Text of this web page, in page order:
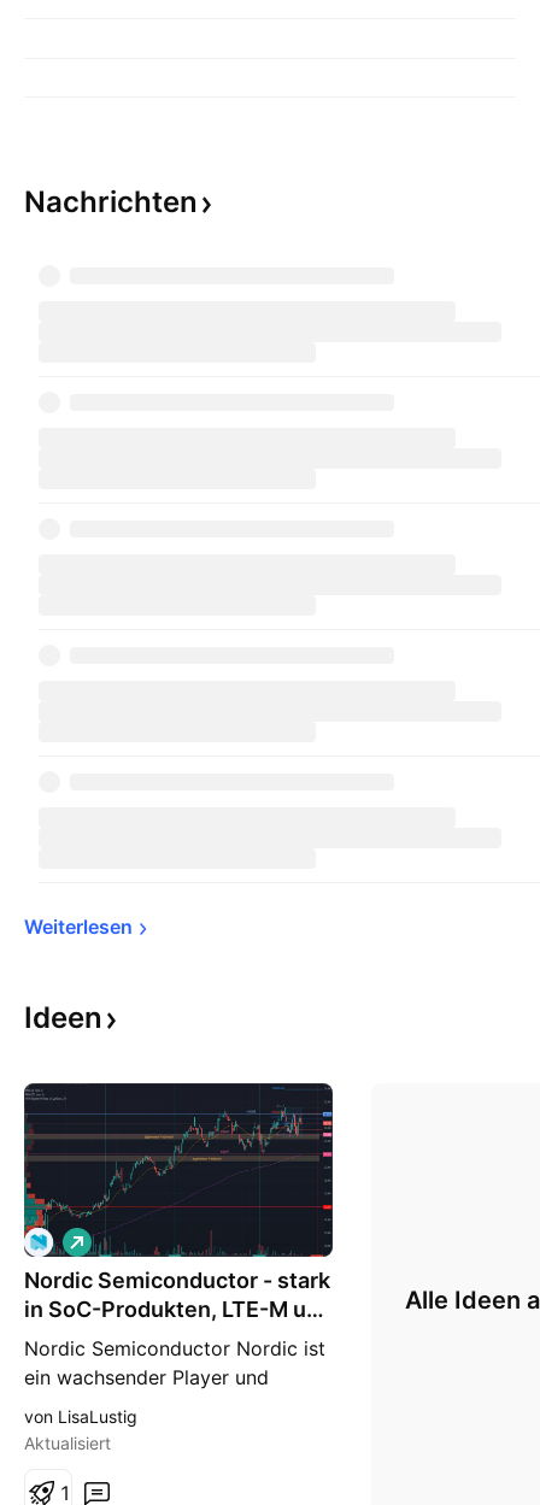
Nachrichten
Weiterlesen
Ideen
Nordic Semiconductor - stark
in SoC-Produkten, LTE-M und
NB-IoT
Nordic Semiconductor Nordic ist
ein wachsender Player und
Zulieferer für Prozesssteuerung
und Sensorik für die Industrie 4.0
Komplexe Automatisierung
L
o
n
von LisaLustig
Aktualisiert
1
Alle Ideen